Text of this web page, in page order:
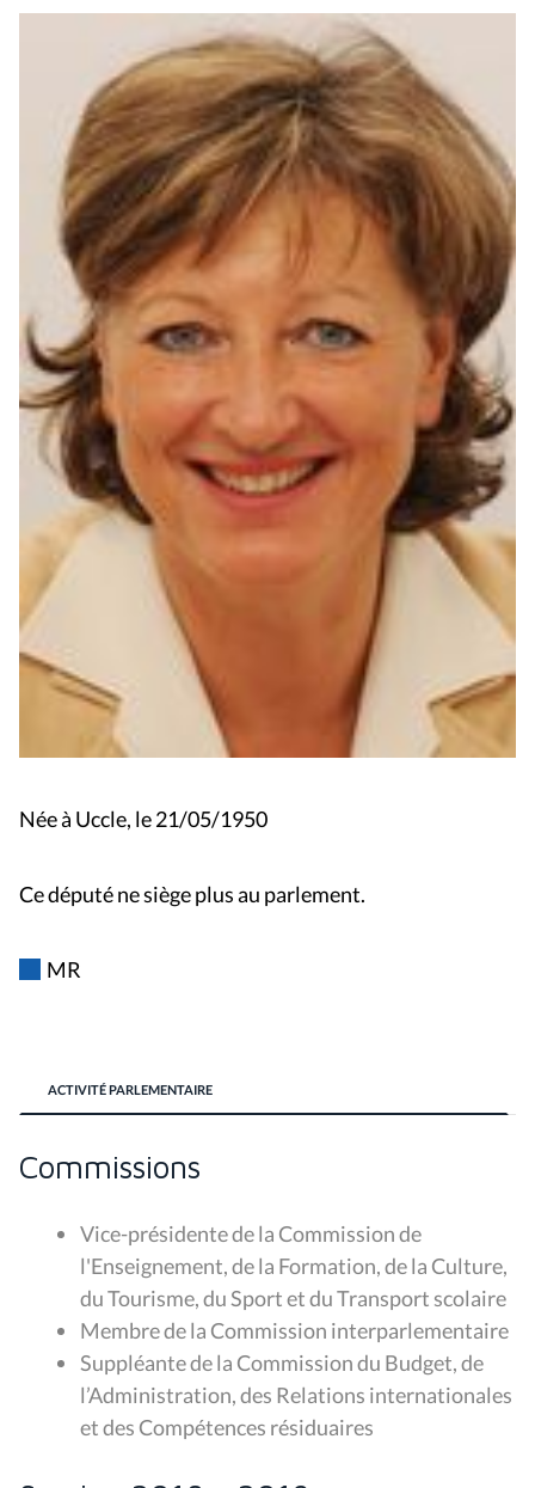
Née à Uccle, le 21/05/1950
Ce député ne siège plus au parlement.
MR
ACTIVITÉ PARLEMENTAIRE
Commissions
Vice-présidente de la Commission de
l'Enseignement, de la Formation, de la Culture,
du Tourisme, du Sport et du Transport scolaire
Membre de la Commission interparlementaire
Suppléante de la Commission du Budget, de
l’Administration, des Relations internationales
et des Compétences résiduaires